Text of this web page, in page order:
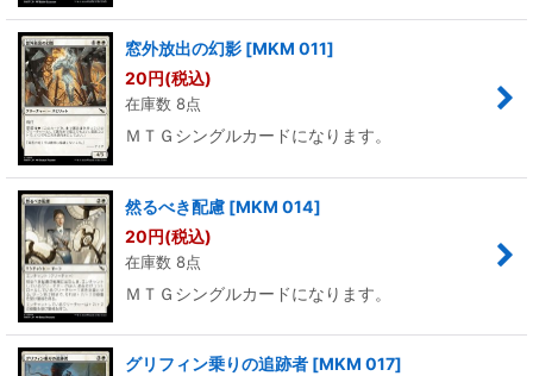
窓外放出の幻影 [MKM 011]
20円(税込)
在庫数 8点
ＭＴＧシングルカードになります。
然るべき配慮 [MKM 014]
20円(税込)
在庫数 8点
ＭＴＧシングルカードになります。
グリフィン乗りの追跡者 [MKM 017]